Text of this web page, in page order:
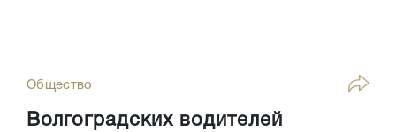
Общество
Волгоградских водителей